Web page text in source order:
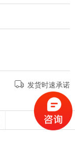
发货时速承诺